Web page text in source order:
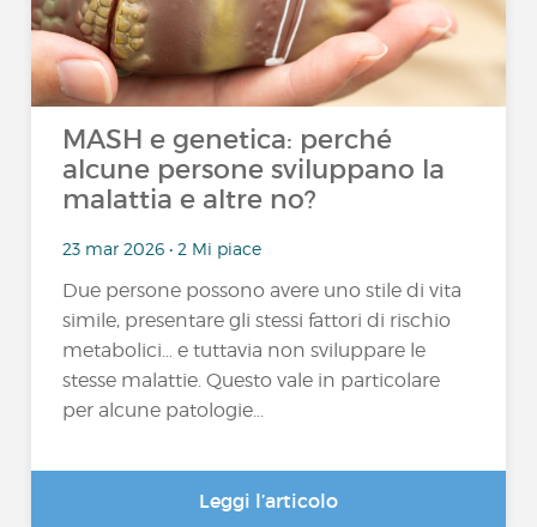
MASH e genetica: perché
alcune persone sviluppano la
malattia e altre no?
23 mar 2026 • 2 Mi piace
Due persone possono avere uno stile di vita
simile, presentare gli stessi fattori di rischio
metabolici… e tuttavia non sviluppare le
stesse malattie. Questo vale in particolare
per alcune patologie...
Leggi l’articolo